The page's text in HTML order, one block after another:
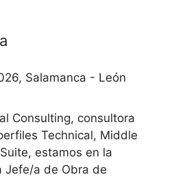
Salamanca - León
Consulting, consultora
Technical, Middle
estamos en la
Jefe/a de Obra de